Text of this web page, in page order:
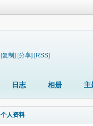
[复制] [分享] [RSS]
日志 相册 主
个人资料